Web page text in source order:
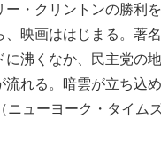
・クリントンの勝利
映画ははじまる。著
沸くなか、民主党の
れる。暗雲が立ち込
ニューヨーク・タイム